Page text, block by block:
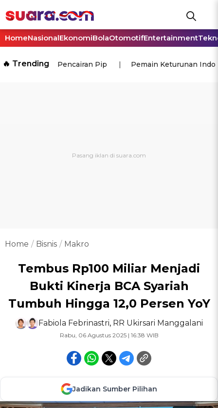
HomeNasionalEkonomiBolaOtomotifEntertainment
🔥 Trending Pencairan Pip Pemain Keturunan
Home Bisnis Makro
Tembus Rp100 Miliar Menjadi
Bukti Kinerja BCA Syariah
Tumbuh Hingga 12,0 Persen YoY
Fabiola Febrinastri, RR Ukirsari Manggalani
Rabu, 06 Agustus 2025 | 16:38 WIB
Jadikan Sumber Pilihan